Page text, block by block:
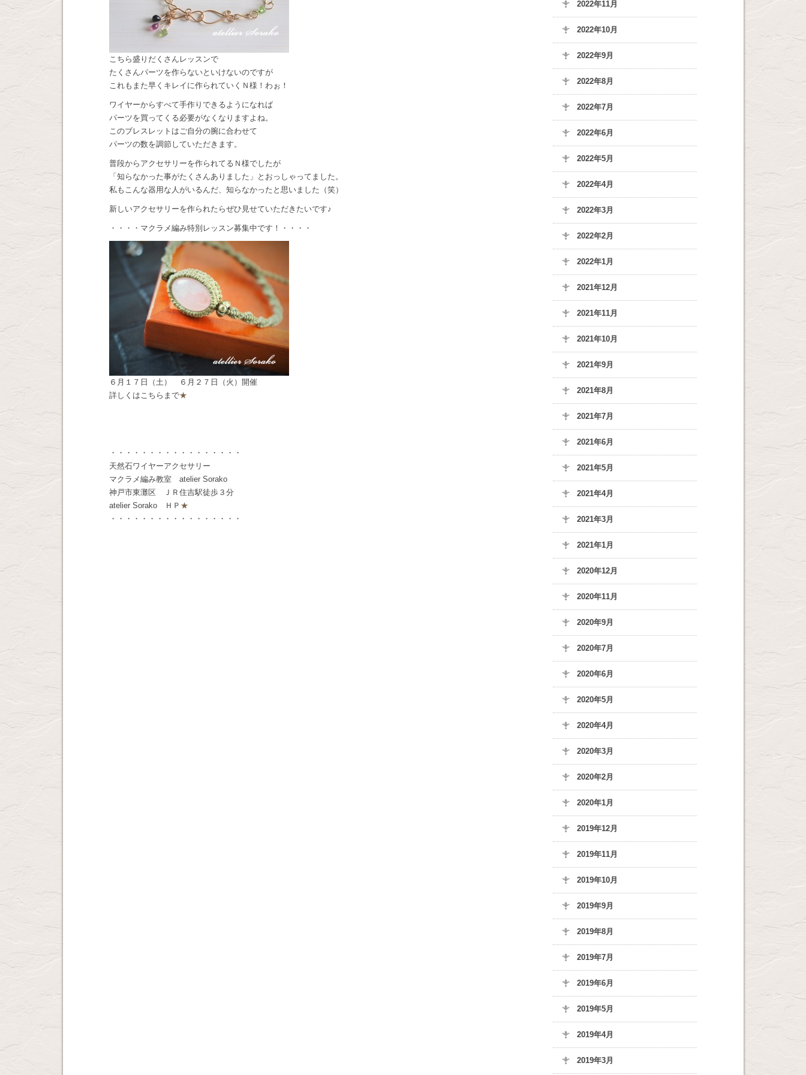
こちら盛りだくさんレッスンで
たくさんパーツを作らないといけないのですが
これもまた早くキレイに作られていくＮ様！わぉ！
ワイヤーからすべて手作りできるようになれば
パーツを買ってくる必要がなくなりますよね。
このブレスレットはご自分の腕に合わせて
パーツの数を調節していただきます。
普段からアクセサリーを作られてるＮ様でしたが
「知らなかった事がたくさんありました」とおっしゃってました。
私もこんな器用な人がいるんだ、知らなかったと思いました（笑）
新しいアクセサリーを作られたらぜひ見せていただきたいです♪
・・・・マクラメ編み特別レッスン募集中です！・・・・
６月１７日（土） ６月２７日（火）開催
詳しくはこちらまで★
・・・・・・・・・・・・・・・・・
天然石ワイヤーアクセサリー
マクラメ編み教室 atelier Sorako
神戸市東灘区 ＪＲ住吉駅徒歩３分
atelier Sorako ＨＰ ★
・・・・・・・・・・・・・・・・・
2022年11月
2022年10月
2022年9月
2022年8月
2022年7月
2022年6月
2022年5月
2022年4月
2022年3月
2022年2月
2022年1月
2021年12月
2021年11月
2021年10月
2021年9月
2021年8月
2021年7月
2021年6月
2021年5月
2021年4月
2021年3月
2021年1月
2020年12月
2020年11月
2020年9月
2020年7月
2020年6月
2020年5月
2020年4月
2020年3月
2020年2月
2020年1月
2019年12月
2019年11月
2019年10月
2019年9月
2019年8月
2019年7月
2019年6月
2019年5月
2019年4月
2019年3月